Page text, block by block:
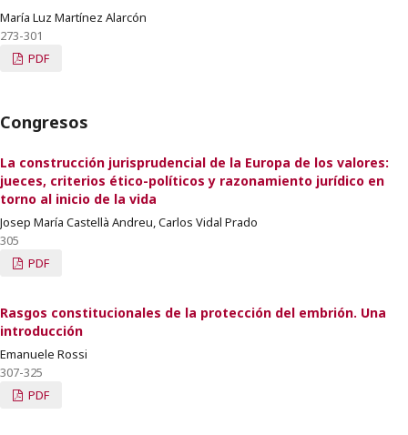
María Luz Martínez Alarcón
273-301
PDF
Congresos
La construcción jurisprudencial de la Europa de los valores:
jueces, criterios ético-políticos y razonamiento jurídico en
torno al inicio de la vida
Josep María Castellà Andreu, Carlos Vidal Prado
305
PDF
Rasgos constitucionales de la protección del embrión. Una
introducción
Emanuele Rossi
307-325
PDF